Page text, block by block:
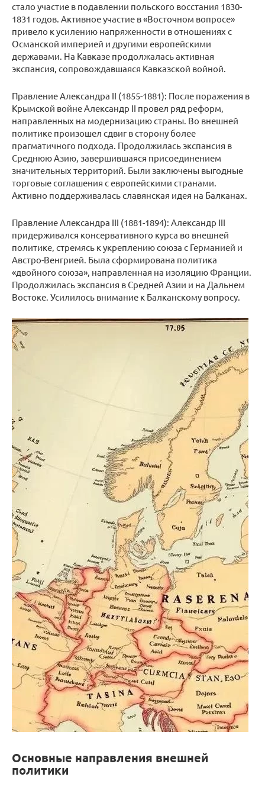
стало участие в подавлении польского восстания 1830-
1831 годов. Активное участие в «Восточном вопросе»
привело к усилению напряженности в отношениях с
Османской империей и другими европейскими
державами. На Кавказе продолжалась активная
экспансия, сопровождавшаяся Кавказской войной.
Правление Александра II (1855-1881): После поражения в
Крымской войне Александр II провел ряд реформ,
направленных на модернизацию страны. Во внешней
политике произошел сдвиг в сторону более
прагматичного подхода. Продолжилась экспансия в
Среднюю Азию, завершившаяся присоединением
значительных территорий. Были заключены выгодные
торговые соглашения с европейскими странами.
Активно поддерживалась славянская идея на Балканах.
Правление Александра III (1881-1894): Александр III
придерживался консервативного курса во внешней
политике, стремясь к укреплению союза с Германией и
Австро-Венгрией. Была сформирована политика
«двойного союза», направленная на изоляцию Франции.
Продолжилась экспансия в Средней Азии и на Дальнем
Востоке. Усилилось внимание к Балканскому вопросу.
Основные направления внешней
политики